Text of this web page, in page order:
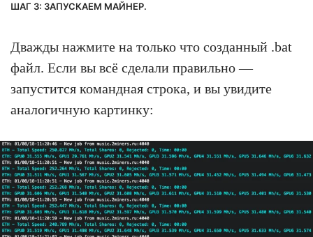
ШАГ 3: ЗАПУСКАЕМ МАЙНЕР.
Дважды нажмите на только что созданный .bat
файл. Если вы всё сделали правильно —
запустится командная строка, и вы увидите
аналогичную картинку: